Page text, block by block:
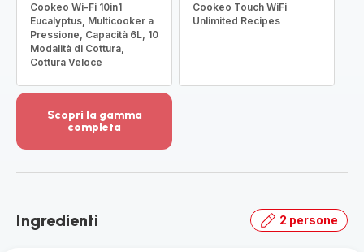
Cookeo Wi-Fi 10in1
Eucalyptus, Multicooker a
Pressione, Capacità 6L, 10
Modalità di Cottura,
Cottura Veloce
Cookeo Touch WiFi
Unlimited Recipes
Scopri la gamma
completa
dettagli
la
Ingredienti 2 persone